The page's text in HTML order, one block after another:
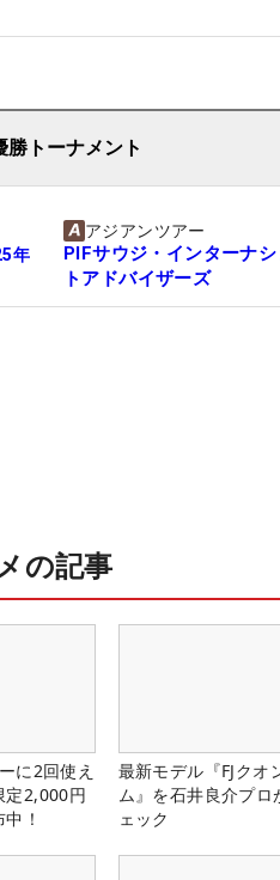
勝トーナメント
年
アジアンツアー
PIFサウジ・インターナ
トアドバイザーズ
の記事
に2回使え
定2,000円
！
最新モデル『FJクオ
ム』を石井良介プロ
ェック